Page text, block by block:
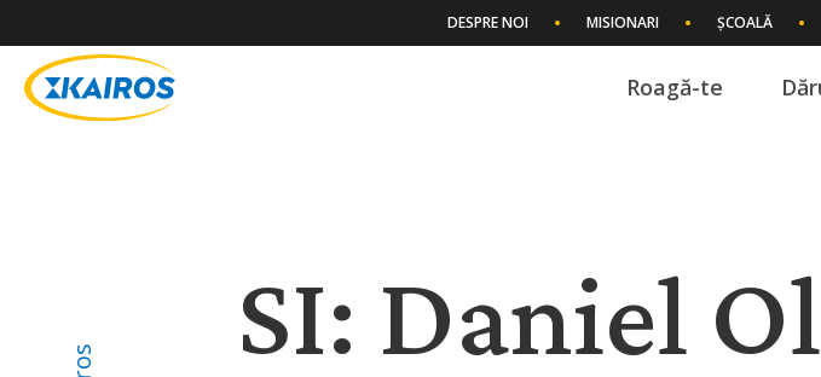
DESPRE NOI MISIONARI ȘCOALĂ
Roagă-te
SI: Daniel